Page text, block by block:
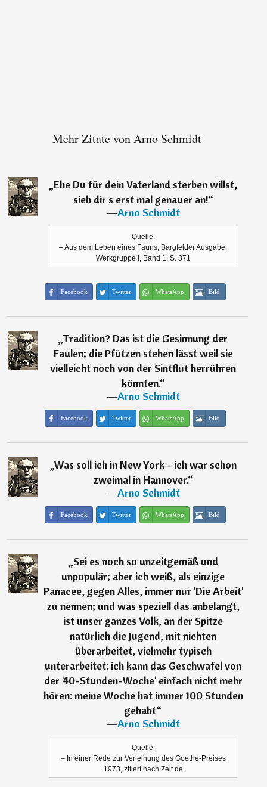
Mehr Zitate von Arno Schmidt
„Ehe Du für dein Vaterland sterben willst,
sieh dir s erst mal genauer an!“
―Arno Schmidt
Quelle:
– Aus dem Leben eines Fauns, Bargfelder Ausgabe,
Werkgruppe I, Band 1, S. 371
Facebook Twitter WhatsApp Bild
„Tradition? Das ist die Gesinnung der
Faulen; die Pfützen stehen lässt weil sie
vielleicht noch von der Sintflut herrühren
könnten.“
―Arno Schmidt
Facebook Twitter WhatsApp Bild
„Was soll ich in New York - ich war schon
zweimal in Hannover.“
―Arno Schmidt
Facebook Twitter WhatsApp Bild
„Sei es noch so unzeitgemäß und
unpopulär; aber ich weiß, als einzige
Panacee, gegen Alles, immer nur 'Die Arbeit'
zu nennen; und was speziell das anbelangt,
ist unser ganzes Volk, an der Spitze
natürlich die Jugend, mit nichten
überarbeitet, vielmehr typisch
unterarbeitet: ich kann das Geschwafel von
der '40-Stunden-Woche' einfach nicht mehr
hören: meine Woche hat immer 100 Stunden
gehabt“
―Arno Schmidt
Quelle:
– In einer Rede zur Verleihung des Goethe-Preises
1973, zitiert nach Zeit.de